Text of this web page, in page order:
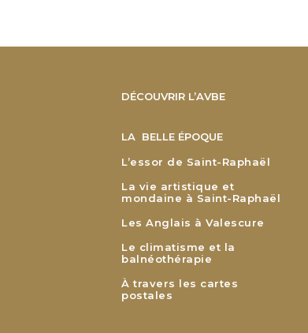
DÉCOUVRIR L’AVBE
LA BELLE ÉPOQUE
L’essor de Saint-Raphaël
La vie artistique et
mondaine à Saint-Raphaël
Les Anglais à Valescure
Le climatisme et la
balnéothérapie
À travers les cartes
postales